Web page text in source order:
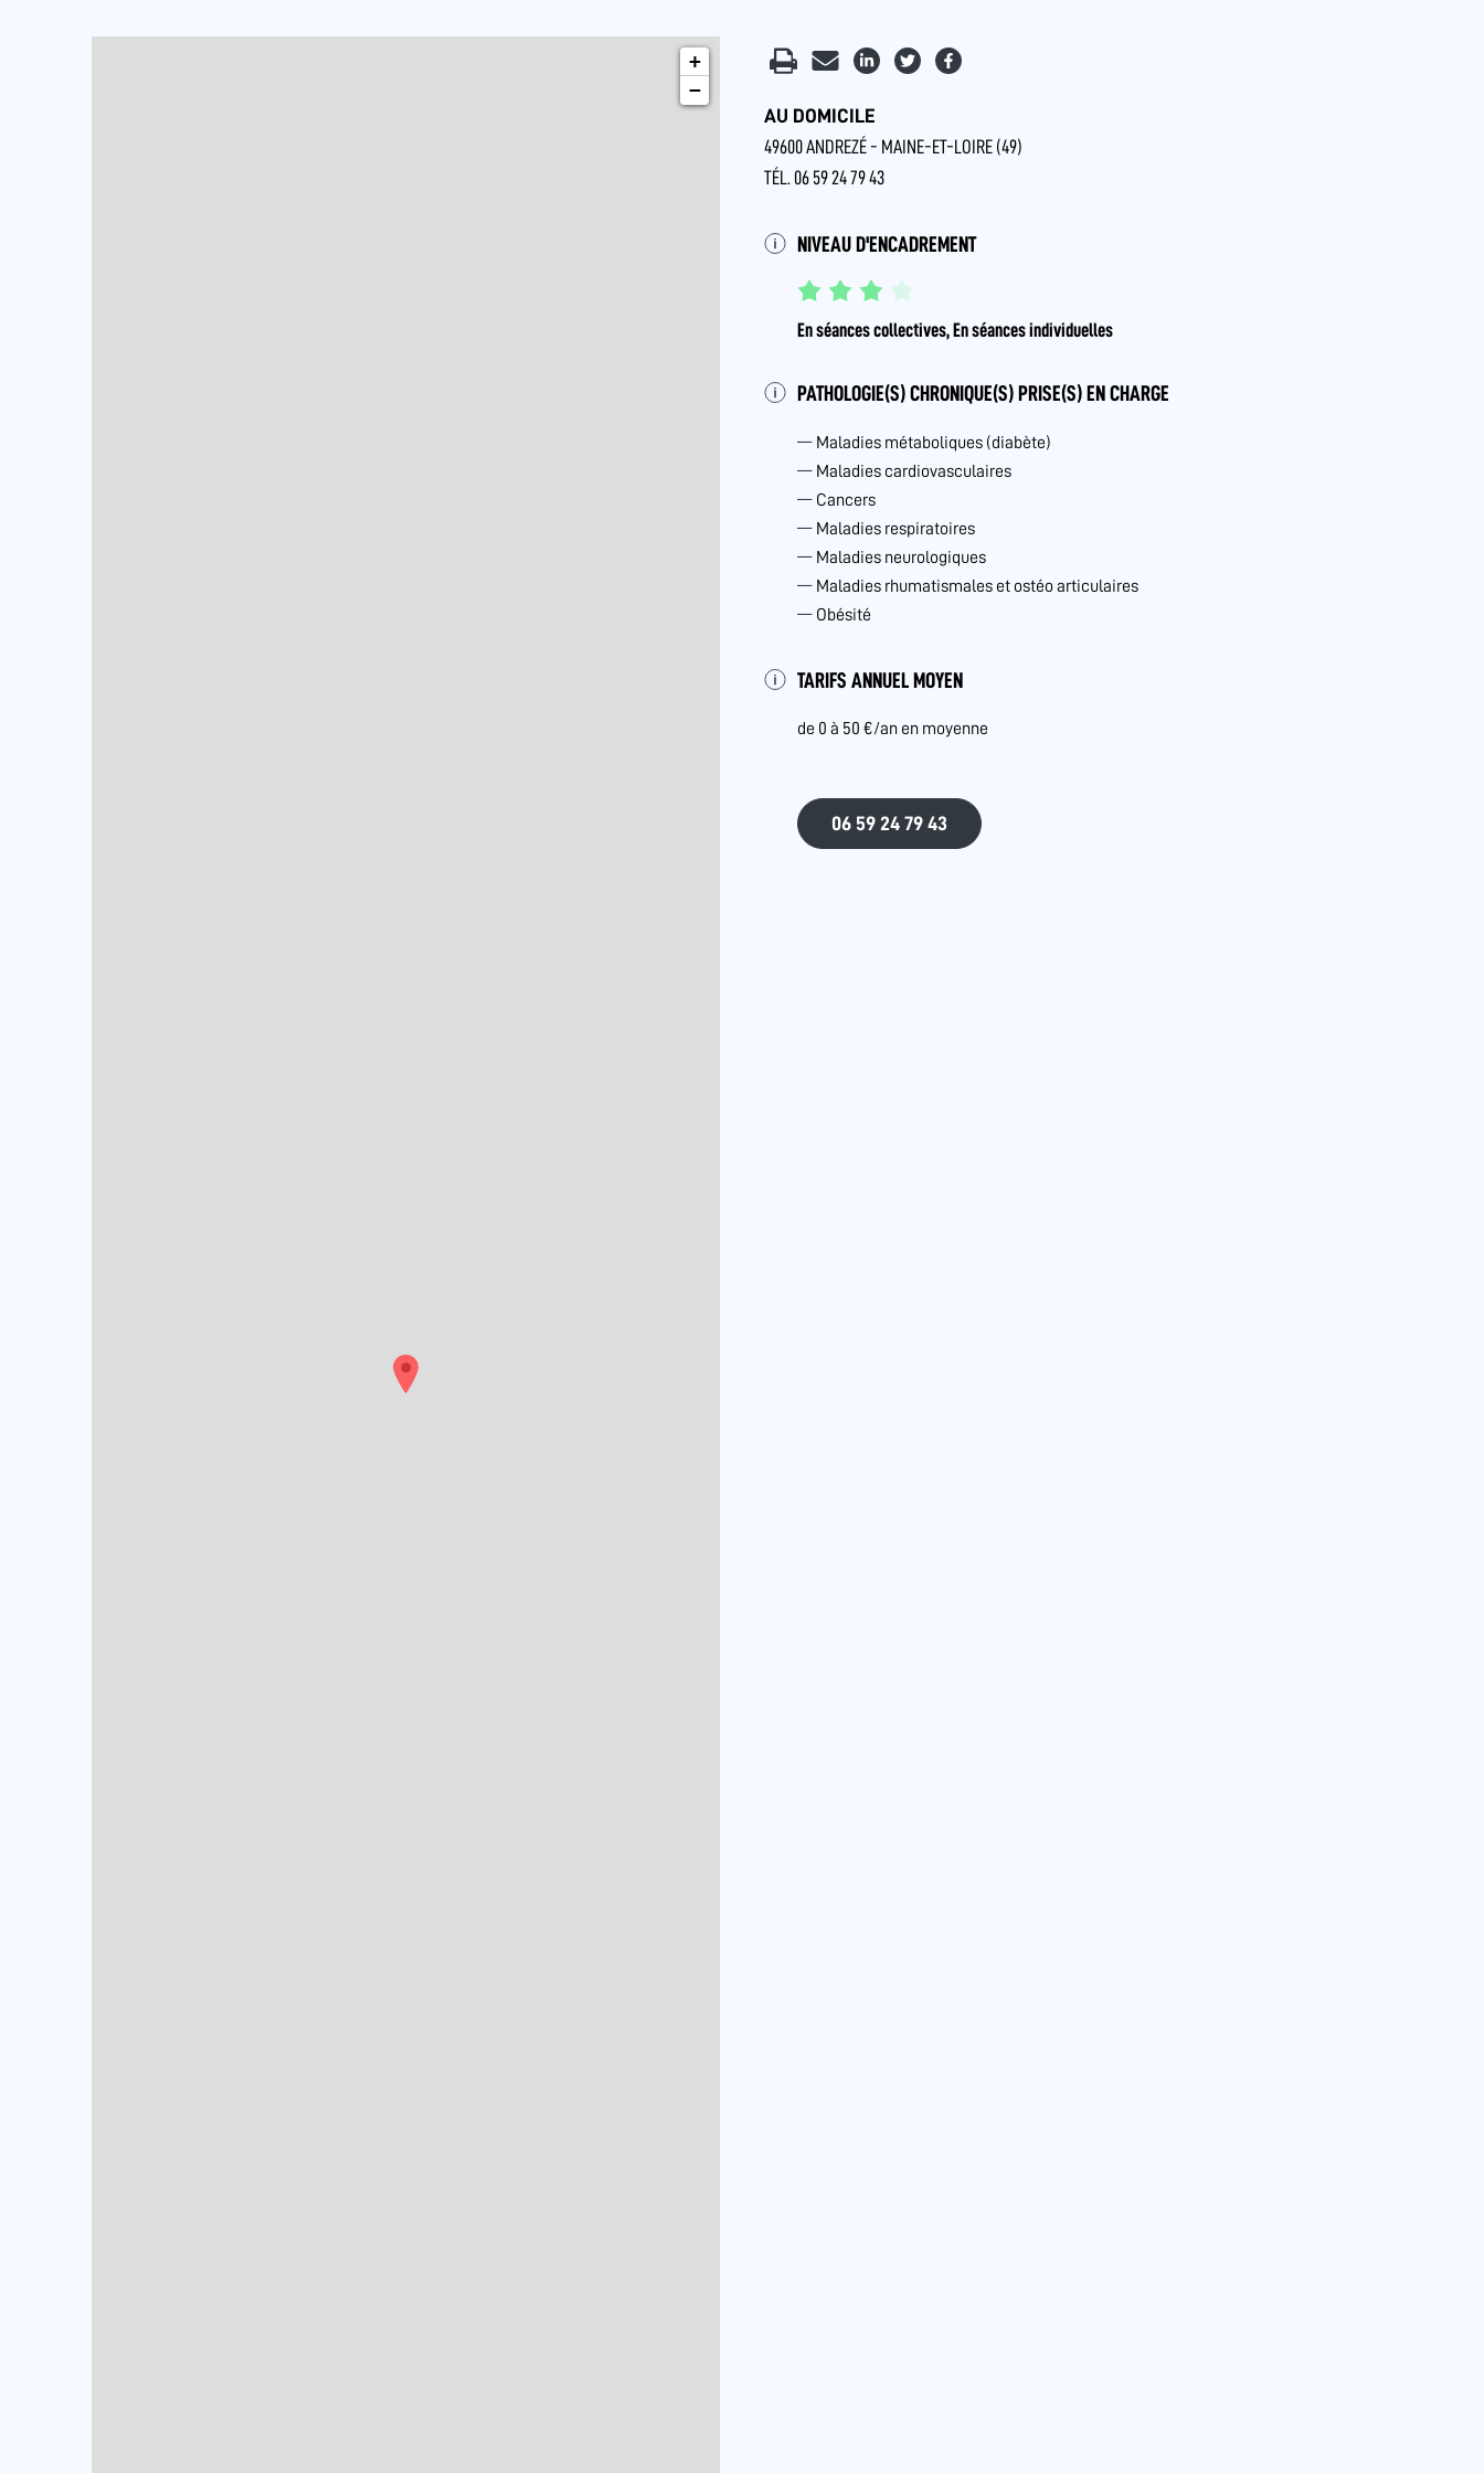
+
−
AU DOMICILE
49600 ANDREZÉ - MAINE-ET-LOIRE (49)
TÉL. 06 59 24 79 43
NIVEAU D'ENCADREMENT
En séances collectives, En séances individuelles
PATHOLOGIE(S) CHRONIQUE(S) PRISE(S) EN CHARGE
Maladies métaboliques (diabète)
Maladies cardiovasculaires
Cancers
Maladies respiratoires
Maladies neurologiques
Maladies rhumatismales et ostéo articulaires
Obésité
TARIFS ANNUEL MOYEN
de 0 à 50 €/an en moyenne
06 59 24 79 43